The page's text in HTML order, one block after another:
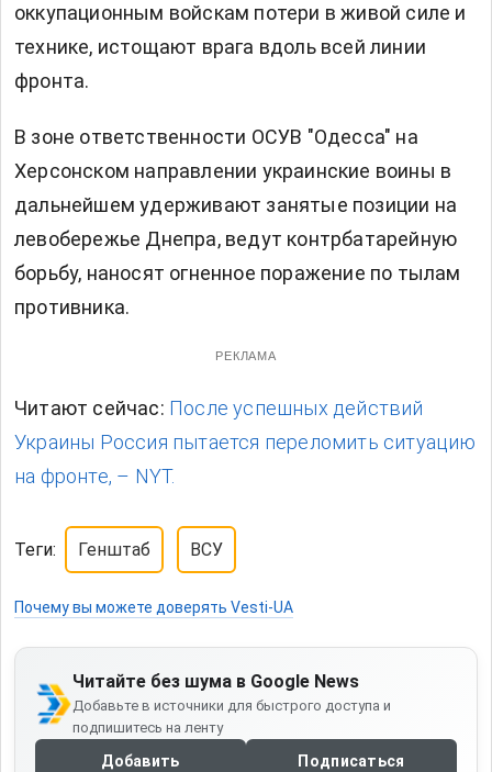
оккупационным войскам потери в живой силе и
технике, истощают врага вдоль всей линии
фронта.
В зоне ответственности ОСУВ "Одесса" на
Херсонском направлении украинские воины в
дальнейшем удерживают занятые позиции на
левобережье Днепра, ведут контрбатарейную
борьбу, наносят огненное поражение по тылам
противника.
РЕКЛАМА
Читают сейчас: После успешных действий
Украины Россия пытается переломить ситуацию
на фронте, – NYT.
Теги: Генштаб ВСУ
Почему вы можете доверять Vesti-UA
Читайте без шума в Google News
Добавьте в источники для быстрого доступа и
подпишитесь на ленту
Добавить Подписаться